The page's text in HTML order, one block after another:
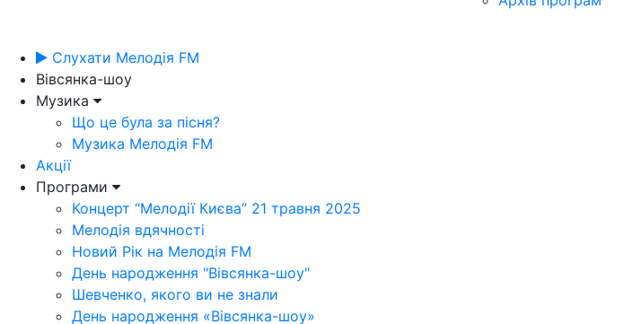
Слухати Мелодія FM
Вівсянка-шоу
Музика
Що це була за пісня?
Музика Мелодія FM
Акції
Програми
Концерт “Мелодії Києва” 21 травня 2025
Мелодія вдячності
Новий Рік на Мелодія FM
День народження "Вівсянка-шоу"
Шевченко, якого ви не знали
День народження «Вівсянка-шоу»